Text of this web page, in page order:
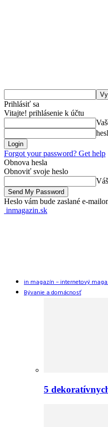
Prihlásiť sa
Vitajte! prihlásenie k účtu
Forgot your password? Get help
Obnova hesla
Obnoviť svoje heslo
Heslo vám bude zaslané e-
inmagazin.sk
in magazín – internetový
Bývanie a domácnosť
5